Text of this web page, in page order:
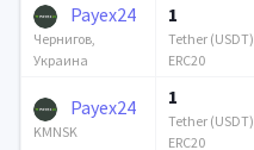
Payex24
Чернигов,
Украина
1
Tether (USDT)
ERC20
Payex24
KMNSK
1
Tether (USDT)
ERC20